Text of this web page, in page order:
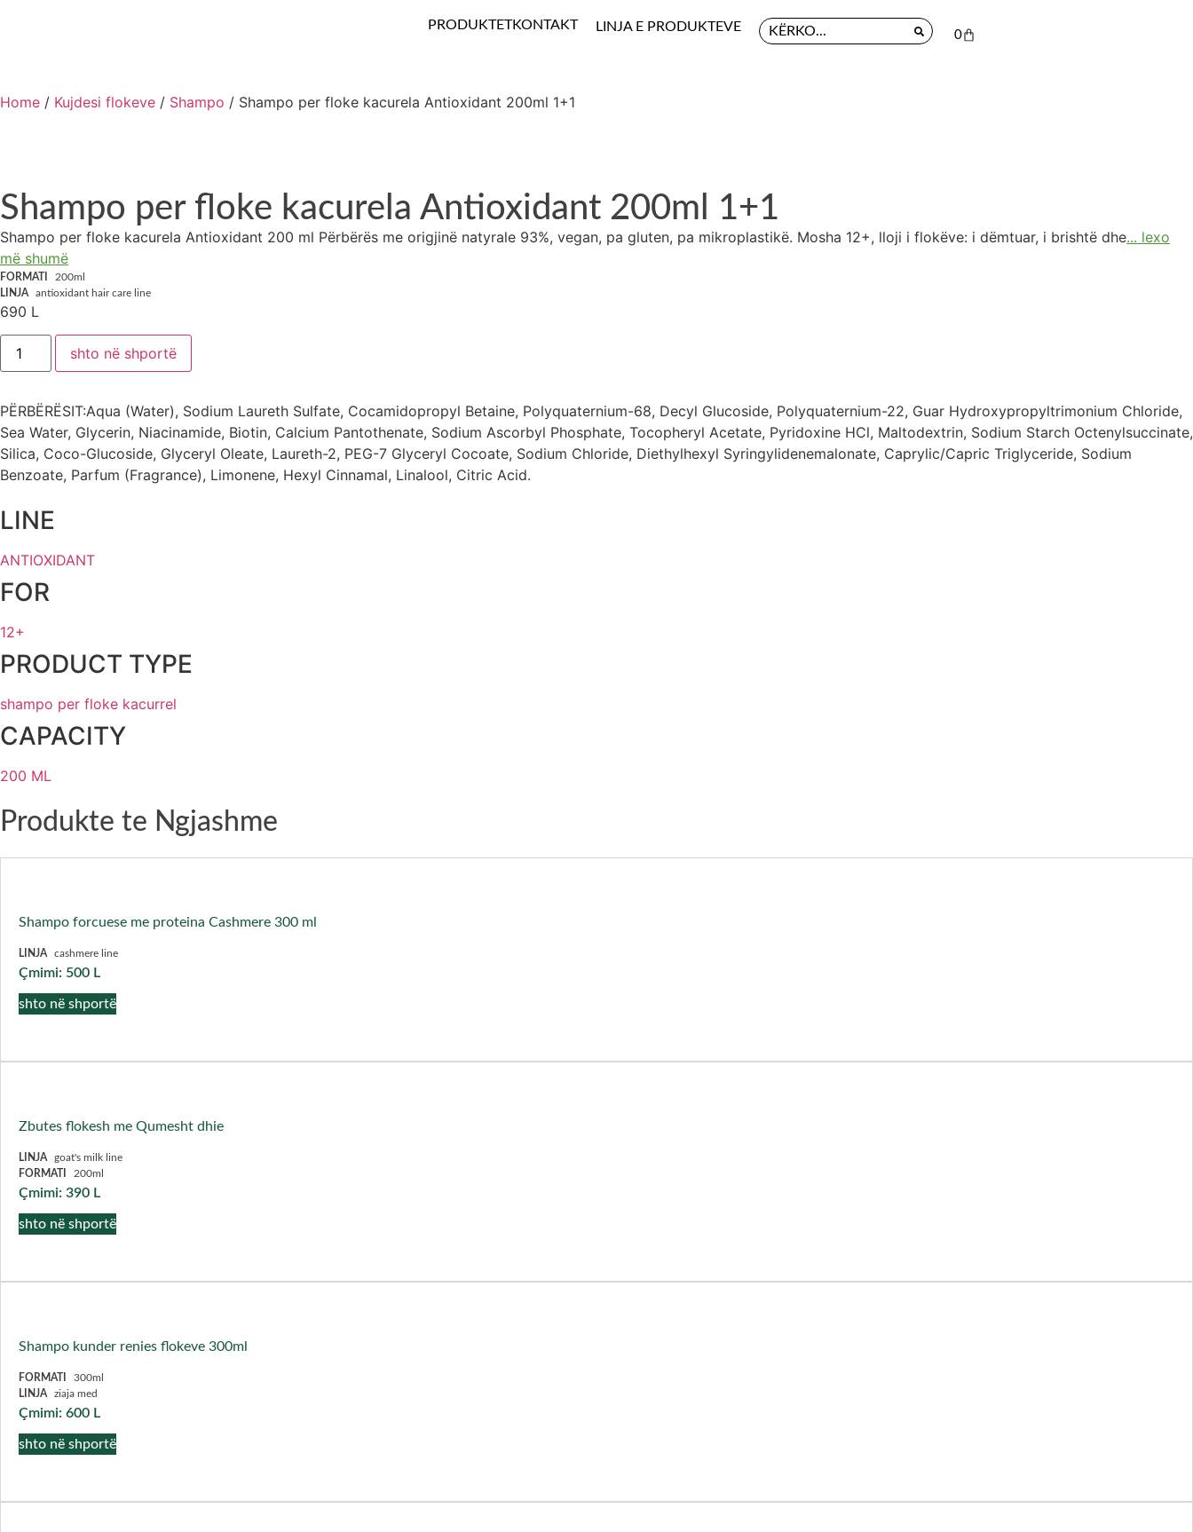
PRODUKTETKONTAKT LINJA E PRODUKTEVE
0
Home / Kujdesi flokeve / Shampo / Shampo per floke kacurela Antioxidant 200ml 1+1
Shampo per floke kacurela Antioxidant 200ml 1+1
Shampo per floke kacurela Antioxidant 200 ml Përbërës me origjinë natyrale 93%, vegan, pa gluten, pa mikroplastikë. Mosha 12+, lloji i flokëve: i dëmtuar, i brishtë dhe... lexo
më shumë
FORMATI
200ml
LINJA
antioxidant hair care line
690 L
shto në shportë
PËRBËRËSIT:Aqua (Water), Sodium Laureth Sulfate, Cocamidopropyl Betaine, Polyquaternium-68, Decyl Glucoside, Polyquaternium-22, Guar Hydroxypropyltrimonium Chloride,
Sea Water, Glycerin, Niacinamide, Biotin, Calcium Pantothenate, Sodium Ascorbyl Phosphate, Tocopheryl Acetate, Pyridoxine HCl, Maltodextrin, Sodium Starch Octenylsuccinate,
Silica, Coco-Glucoside, Glyceryl Oleate, Laureth-2, PEG-7 Glyceryl Cocoate, Sodium Chloride, Diethylhexyl Syringylidenemalonate, Caprylic/Capric Triglyceride, Sodium
Benzoate, Parfum (Fragrance), Limonene, Hexyl Cinnamal, Linalool, Citric Acid.
LINE
ANTIOXIDANT
FOR
12+
PRODUCT TYPE
shampo per floke kacurrel
CAPACITY
200 ML
Produkte te Ngjashme
Shampo forcuese me proteina Cashmere 300 ml
LINJA cashmere line
Çmimi: 500 L
shto në shportë
Zbutes flokesh me Qumesht dhie
LINJA
goat's milk line
FORMATI
200ml
Çmimi: 390 L
shto në shportë
Shampo kunder renies flokeve 300ml
FORMATI
300ml
LINJA
ziaja med
Çmimi: 600 L
shto në shportë